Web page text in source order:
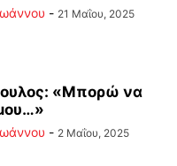
- 21 Μαΐου, 2025
«Μπορώ να
- 2 Μαΐου, 2025